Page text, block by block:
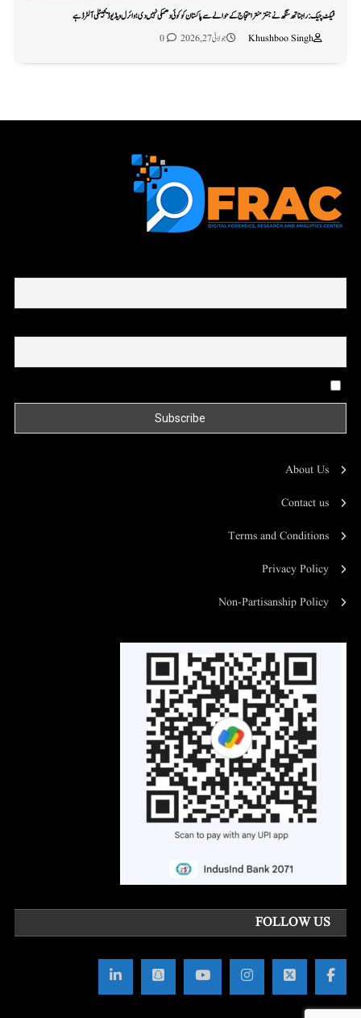
فیکٹ چیک: راجناتھ سنگھ نے جنتر منتر احتجاج کے حوالے سے پاکستان کو کوئی دھمکی نہیں دی؛ وائرل ویڈیو ڈیجیٹلی آلٹرڈ ہے
Khushboo Singh
جولائی 27, 2026 0
About Us
Contact us
Terms and Conditions
Privacy Policy
Non-Partisanship Policy
FOLLOW US